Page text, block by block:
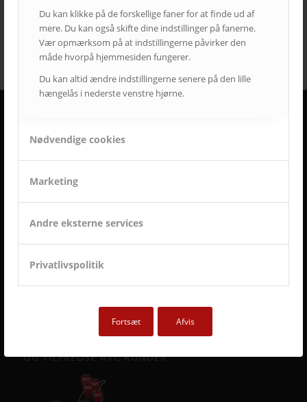
Du kan klikke på de forskellige faner for at finde ud af
mere. Du kan også skifte dine indstillinger på fanerne.
Vær opmærksom på at indstillingerne påvirker den
måde hvorpå hjemmesiden fungerer.
Du kan altid ændre indstillingerne senere på den lille
hængelås i nederste venstre hjørne.
Nødvendige cookies
Marketing
Andre eksterne services
Privatlivspolitik
Fortsæt Afvis
undervisning
videokonference yealink
DERFOR SKAL AVC VÆRE DIN LEVERANDØR
• Vi er AV-begejstrede og innovative.
• Vi er ansvarsbevidste og følger op på løsningen.
• Vi har mere end 50-års erfaring inden for AV-branchen.
• Vi skaber langsigtede løsninger.
OG TILFREDSE AVC KUNDER